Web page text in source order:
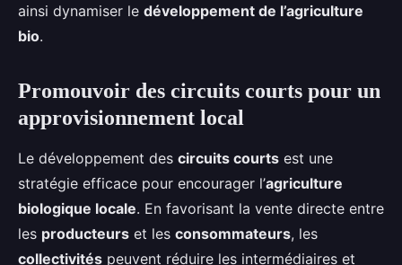
ainsi dynamiser le développement de l’agriculture
bio.
Promouvoir des circuits courts pour un
approvisionnement local
Le développement des circuits courts est une
stratégie efficace pour encourager l’agriculture
biologique locale. En favorisant la vente directe entre
les producteurs et les consommateurs, les
collectivités peuvent réduire les intermédiaires et